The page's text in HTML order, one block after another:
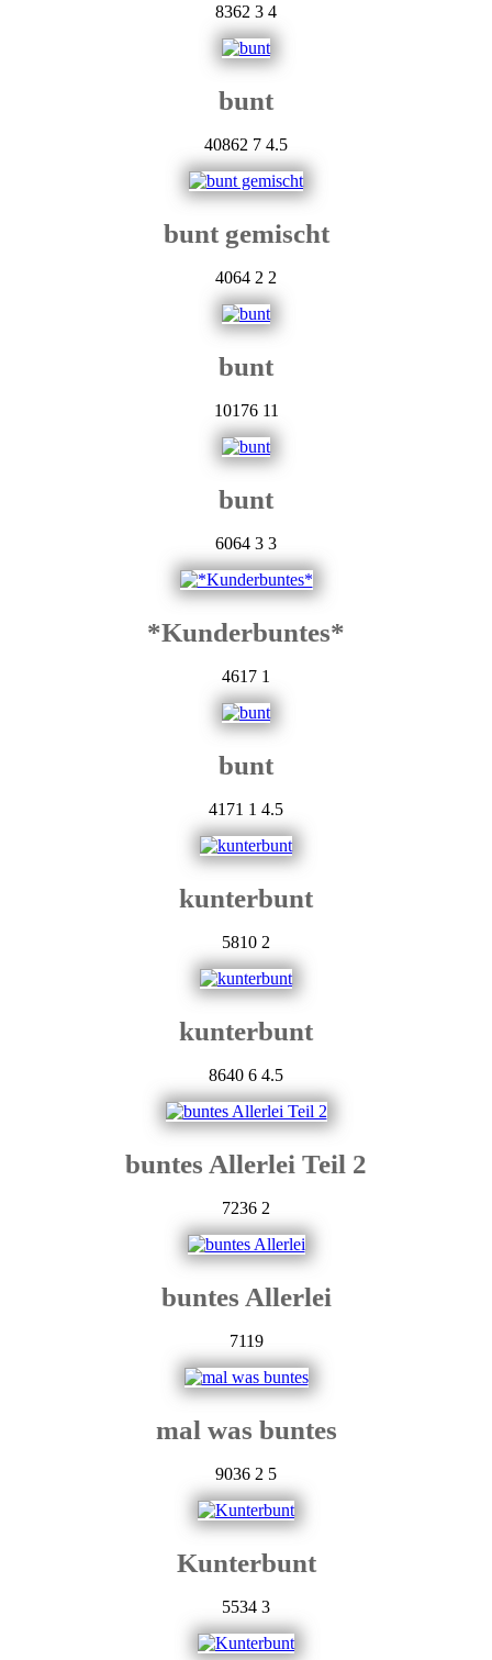
8362 3 4
bunt
40862 7 4.5
bunt gemischt
4064 2 2
bunt
10176 11
bunt
6064 3 3
*Kunderbuntes*
4617 1
bunt
4171 1 4.5
kunterbunt
5810 2
kunterbunt
8640 6 4.5
buntes Allerlei Teil 2
7236 2
buntes Allerlei
7119
mal was buntes
9036 2 5
Kunterbunt
5534 3